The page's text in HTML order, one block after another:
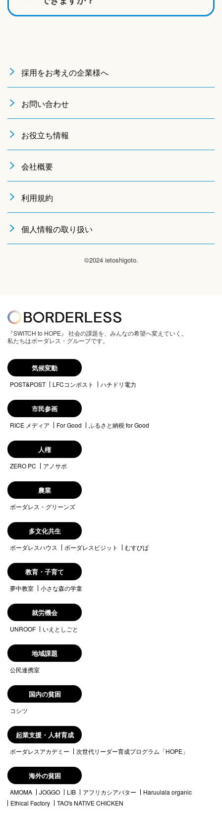
採用をお考えの企業様へ
お問い合わせ
お役立ち情報
会社概要
利用規約
個人情報の取り扱い
©2024 ietoshigoto.
『SWITCH to HOPE』 社会の課題を、みんなの希望へ変えていく。
私たちはボーダレス・グループです。
気候変動
POST&POST LFCコンポスト ハチドリ電力
市民参画
RICE メディア For Good ふるさと納税 for Good
人権
ZERO PC アノサポ
農業
ボーダレス・グリーンズ
多文化共生
ボーダレスハウス ボーダレスビジット むすびば
教育・子育て
夢中教室 小さな森の学童
就労機会
UNROOF いえとしごと
地域課題
公民連携室
国内の貧困
コシツ
起業支援・人材育成
ボーダレスアカデミー 次世代リーダー育成プログラム「HOPE」
海外の貧困
AMOMA JOGGO LIB アフリカシアバター
Haruulala organic
Ethical Factory
TAO's NATIVE CHICKEN